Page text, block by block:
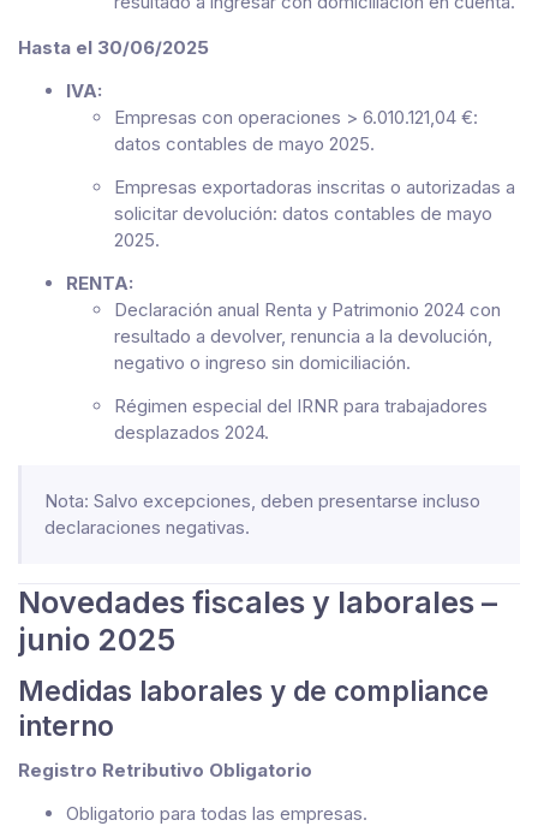
Hasta el 30/06/2025
IVA:
Empresas con operaciones > 6.010.121,04 €:
datos contables de mayo 2025.
Empresas exportadoras inscritas o autorizadas a
solicitar devolución: datos contables de mayo
2025.
RENTA:
Declaración anual Renta y Patrimonio 2024 con
resultado a devolver, renuncia a la devolución,
negativo o ingreso sin domiciliación.
Régimen especial del IRNR para trabajadores
desplazados 2024.
Nota: Salvo excepciones, deben presentarse incluso
declaraciones negativas.
Novedades fiscales y laborales –
junio 2025
Medidas laborales y de compliance
interno
Registro Retributivo Obligatorio
Obligatorio para todas las empresas.